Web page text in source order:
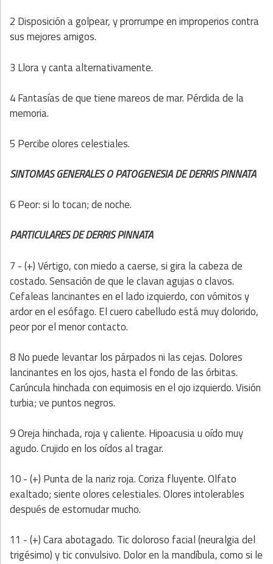
2 Disposición a golpear, y prorrumpe en improperios contra
sus mejores amigos.
3 Llora y canta alternativamente.
4 Fantasías de que tiene mareos de mar. Pérdida de la
memoria.
5 Percibe olores celestiales.
SINTOMAS GENERALES O PATOGENESIA DE DERRIS PINNATA
6 Peor: si lo tocan; de noche.
PARTICULARES DE DERRIS PINNATA
7 - (+) Vértigo, con miedo a caerse, si gira la cabeza de
costado. Sensación de que le clavan agujas o clavos.
Cefaleas lancinantes en el lado izquierdo, con vómitos y
ardor en el esófago. El cuero cabelludo está muy dolorido,
peor por el menor contacto.
8 No puede levantar los párpados ni las cejas. Dolores
lancinantes en los ojos, hasta el fondo de las órbitas.
Carúncula hinchada con equimosis en el ojo izquierdo. Visión
turbia; ve puntos negros.
9 Oreja hinchada, roja y caliente. Hipoacusia u oído muy
agudo. Crujido en los oídos al tragar.
10 - (+) Punta de la nariz roja. Coriza fluyente. Olfato
exaltado; siente olores celestiales. Olores intolerables
después de estornudar mucho.
11 - (+) Cara abotagado. Tic doloroso facial (neuralgia del
trigésimo) y tic convulsivo. Dolor en la mandíbula, como si le